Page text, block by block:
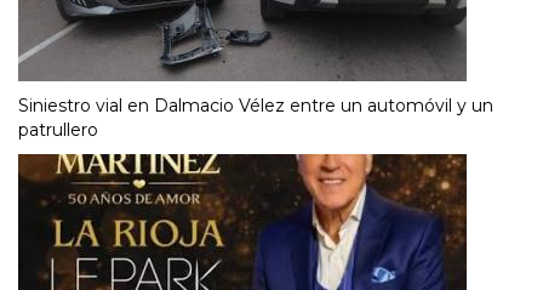
Siniestro vial en Dalmacio Vélez entre un automóvil y un
patrullero